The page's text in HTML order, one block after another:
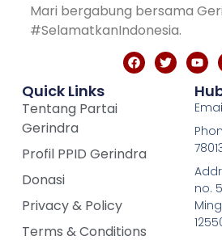
Mari bergabung bersama
#SelamatkanIndonesia.
Quick Links
Tentang Partai
Gerindra
Profil PPID Gerindra
Donasi
Privacy & Policy
Terms & Conditions
no.